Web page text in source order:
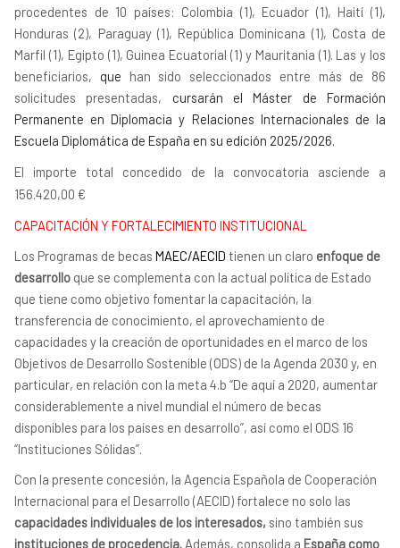
procedentes de 10 países: Colombia (1), Ecuador (1), Haití (1),
Honduras (2), Paraguay (1), República Dominicana (1), Costa de
Marfil (1), Egipto (1), Guinea Ecuatorial (1) y Mauritania (1). Las y los
beneficiarios, que han sido seleccionados entre más de 86
solicitudes presentadas, cursarán el Máster de Formación
Permanente en Diplomacia y Relaciones Internacionales de la
Escuela Diplomática de España en su edición 2025/2026.
El importe total concedido de la convocatoria asciende a
156.420,00 €
CAPACITACIÓN Y FORTALECIMIENTO INSTITUCIONAL
Los Programas de becas MAEC/AECID tienen un claro enfoque de
desarrollo que se complementa con la actual política de Estado
que tiene como objetivo fomentar la capacitación, la
transferencia de conocimiento, el aprovechamiento de
capacidades y la creación de oportunidades en el marco de los
Objetivos de Desarrollo Sostenible (ODS) de la Agenda 2030 y, en
particular, en relación con la meta 4.b “De aquí a 2020, aumentar
considerablemente a nivel mundial el número de becas
disponibles para los países en desarrollo”, así como el ODS 16
“Instituciones Sólidas”.
Con la presente concesión, la Agencia Española de Cooperación
Internacional para el Desarrollo (AECID) fortalece no solo las
capacidades individuales de los interesados, sino también sus
instituciones de procedencia. Además, consolida a España como